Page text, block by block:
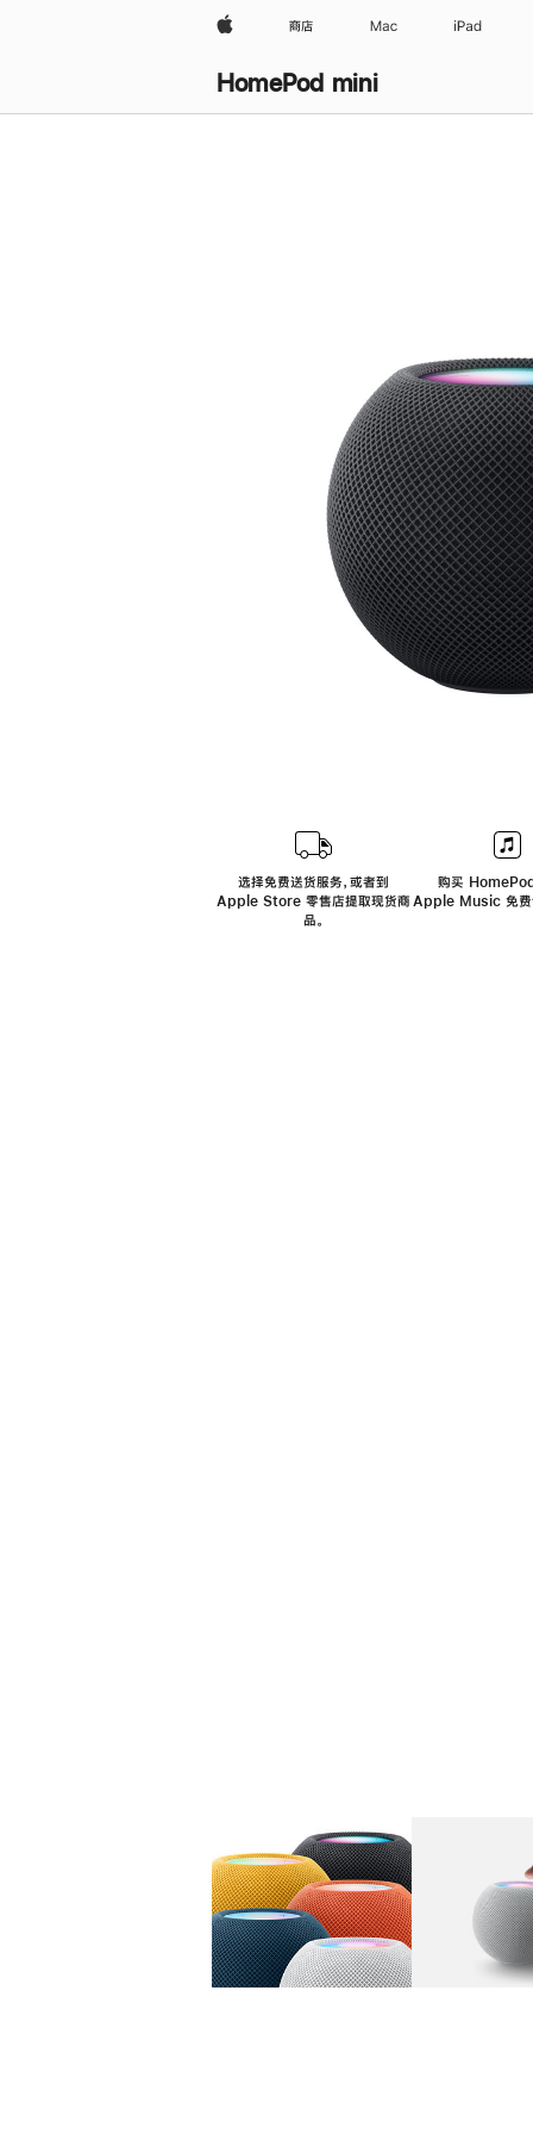
Apple 商店 Mac iPad
HomePod mini
选择免费送货服务，或者到
Apple Store 零售店提取现货商
品。
购买
Apple Music 免费
图库 图像 1